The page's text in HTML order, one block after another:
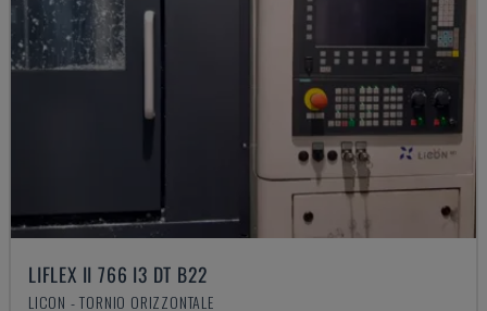
LIFLEX II 766 I3 DT B22
LICON - TORNIO ORIZZONTALE